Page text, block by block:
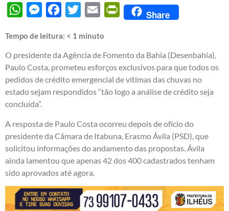
WhatsAppMessengerFacebook
Twitter Email PrintFriendly
Share
Tempo de leitura: < 1 minuto
O presidente da Agência de Fomento da Bahia (Desenbahia),
Paulo Costa, prometeu esforços exclusivos para que todos os
pedidos de crédito emergencial de vítimas das chuvas no
estado sejam respondidos “tão logo a análise de crédito seja
concluída”.
A resposta de Paulo Costa ocorreu depois de ofício do
presidente da Câmara de Itabuna, Erasmo Ávila (PSD), que
solicitou informações do andamento das propostas. Ávila
ainda lamentou que apenas 42 dos 400 cadastrados tenham
sido aprovados até agora.